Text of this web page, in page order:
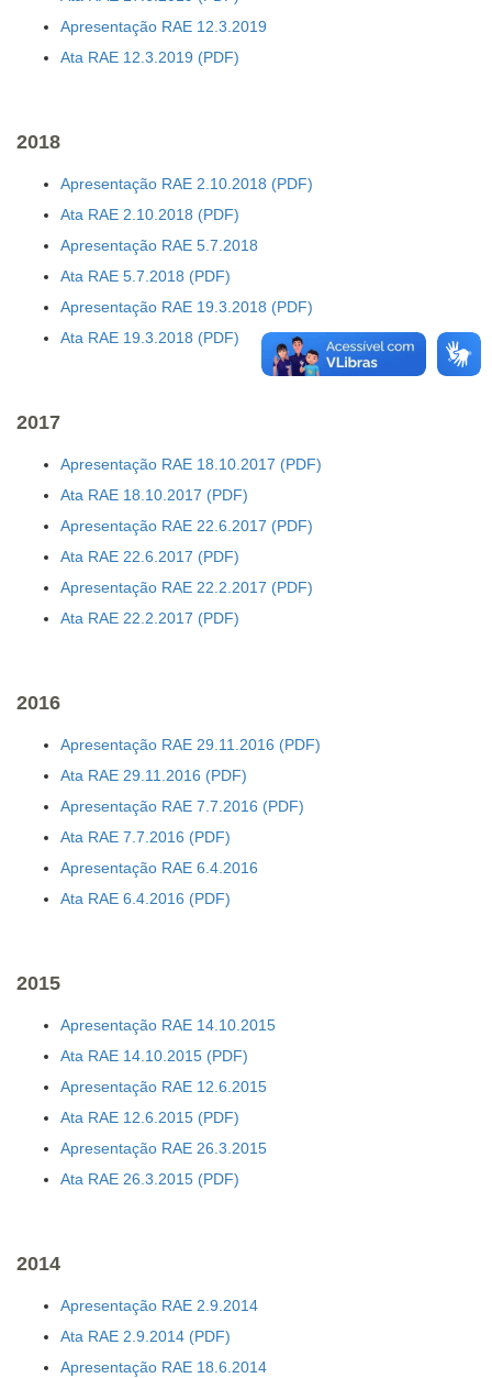
Apresentação RAE 12.3.2019
Ata RAE 12.3.2019
2018
Apresentação RAE 2.10.2018
Ata RAE 2.10.2018
Apresentação RAE 5.7.2018
Ata RAE 5.7.2018
Apresentação RAE 19.3.2018
Ata RAE 19.3.2018
2017
Apresentação RAE 18.10.2017
Ata RAE 18.10.2017
Apresentação RAE 22.6.2017
Ata RAE 22.6.2017
Apresentação RAE 22.2.2017
Ata RAE 22.2.2017
2016
Apresentação RAE 29.11.2016
Ata RAE 29.11.2016
Apresentação RAE 7.7.2016
Ata RAE 7.7.2016
Apresentação RAE 6.4.2016
Ata RAE 6.4.2016
2015
Apresentação RAE 14.10.2015
Ata RAE 14.10.2015
Apresentação RAE 12.6.2015
Ata RAE 12.6.2015
Apresentação RAE 26.3.2015
Ata RAE 26.3.2015
2014
Apresentação RAE 2.9.2014
Ata RAE 2.9.2014
Apresentação RAE 18.6.2014